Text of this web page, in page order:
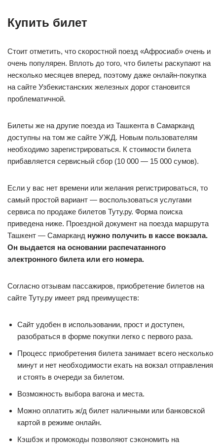
Купить билет
Стоит отметить, что скоростной поезд «Афросиаб» очень и
очень популярен. Вплоть до того, что билеты раскупают на
несколько месяцев вперед, поэтому даже онлайн-покупка
на сайте Узбекистанских железных дорог становится
проблематичной.
Билеты же на другие поезда из Ташкента в Самарканд
доступны на том же сайте УЖД. Новым пользователям
необходимо зарегистрироваться. К стоимости билета
прибавляется сервисный сбор (10 000 — 15 000 сумов).
Если у вас нет времени или желания регистрироваться, то
самый простой вариант — воспользоваться услугами
сервиса по продаже билетов Туту.ру. Форма поиска
приведена ниже. Проездной документ на поезда маршрута
Ташкент — Самарканд нужно получить в кассе вокзала.
Он выдается на основании распечатанного
электронного билета или его номера.
Согласно отзывам пассажиров, приобретение билетов на
сайте Туту.ру имеет ряд преимуществ:
Сайт удобен в использовании, прост и доступен,
разобраться в форме покупки легко с первого раза.
Процесс приобретения билета занимает всего несколько
минут и нет необходимости ехать на вокзал отправления
и стоять в очереди за билетом.
Возможность выбора вагона и места.
Можно оплатить ж/д билет наличными или банковской
картой в режиме онлайн.
Кэшбэк и промокоды позволяют сэкономить на